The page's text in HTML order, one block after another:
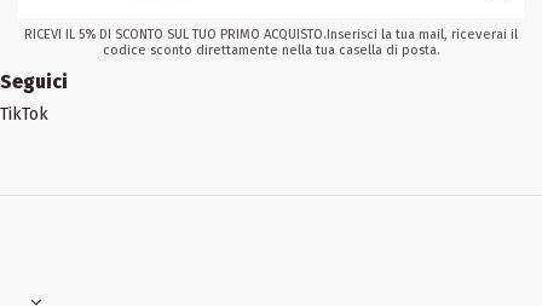
RICEVI IL 5% DI SCONTO SUL TUO PRIMO ACQUISTO.Inserisci la tua mail, riceverai il
codice sconto direttamente nella tua casella di posta.
Seguici
TikTok